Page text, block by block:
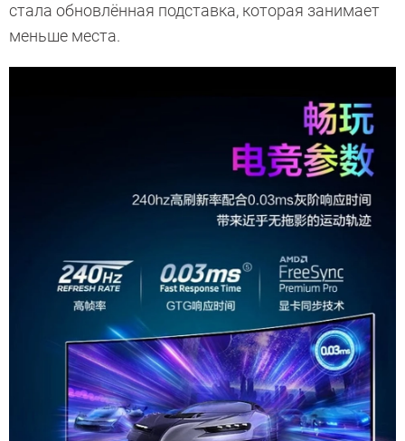
стала обновлённая подставка, которая занимает
меньше места.